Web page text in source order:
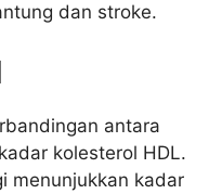
dan stroke.
antara
kolesterol HDL.
menunjukkan kadar